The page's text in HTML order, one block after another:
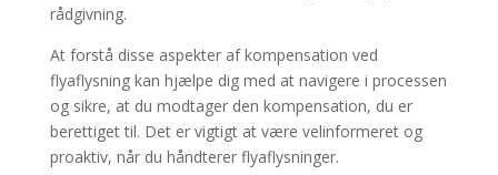
rådgivning.
At forstå disse aspekter af kompensation ved
flyaflysning kan hjælpe dig med at navigere i processen
og sikre, at du modtager den kompensation, du er
berettiget til. Det er vigtigt at være velinformeret og
proaktiv, når du håndterer flyaflysninger.